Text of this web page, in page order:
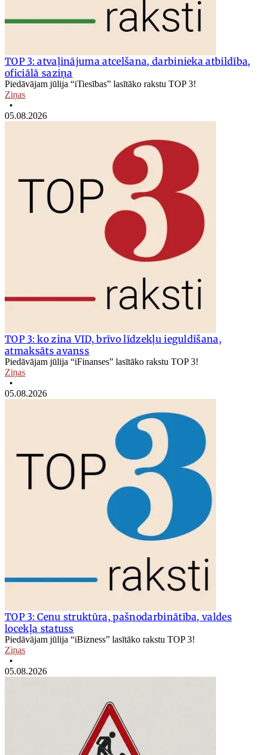
TOP 3: atvaļinājuma atcelšana, darbinieka atbildība,
oficiālā saziņa
Piedāvājam jūlija “iTiesības” lasītāko rakstu TOP 3!
Ziņas
•
05.08.2026
TOP 3: ko zina VID, brīvo līdzekļu ieguldīšana,
atmaksāts avanss
Piedāvājam jūlija “iFinanses” lasītāko rakstu TOP 3!
Ziņas
•
05.08.2026
TOP 3: Cenu struktūra, pašnodarbinātība, valdes
locekļa statuss
Piedāvājam jūlija “iBizness” lasītāko rakstu TOP 3!
Ziņas
•
05.08.2026